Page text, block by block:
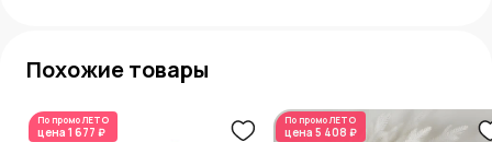
Похожие товары
По промоЛЕТО
цена 1 677 ₽
По промоЛЕТО
цена 5 408 ₽